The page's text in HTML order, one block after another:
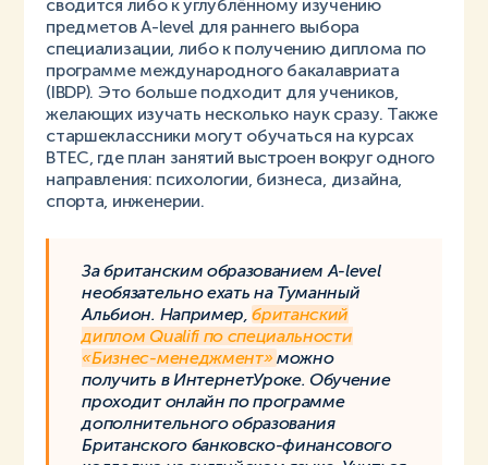
сводится либо к углублённому изучению
предметов A-level для раннего выбора
специализации, либо к получению диплома по
программе международного бакалавриата
(IBDP). Это больше подходит для учеников,
желающих изучать несколько наук сразу. Также
старшеклассники могут обучаться на курсах
BTEC, где план занятий выстроен вокруг одного
направления: психологии, бизнеса, дизайна,
спорта, инженерии.
За британским образованием A-level
необязательно ехать на Туманный
Альбион. Например,британский
диплом Qualifi по специальности
«Бизнес-менеджмент»можно
получить в ИнтернетУроке. Обучение
проходит онлайн по программе
дополнительного образования
Британского банковско-финансового